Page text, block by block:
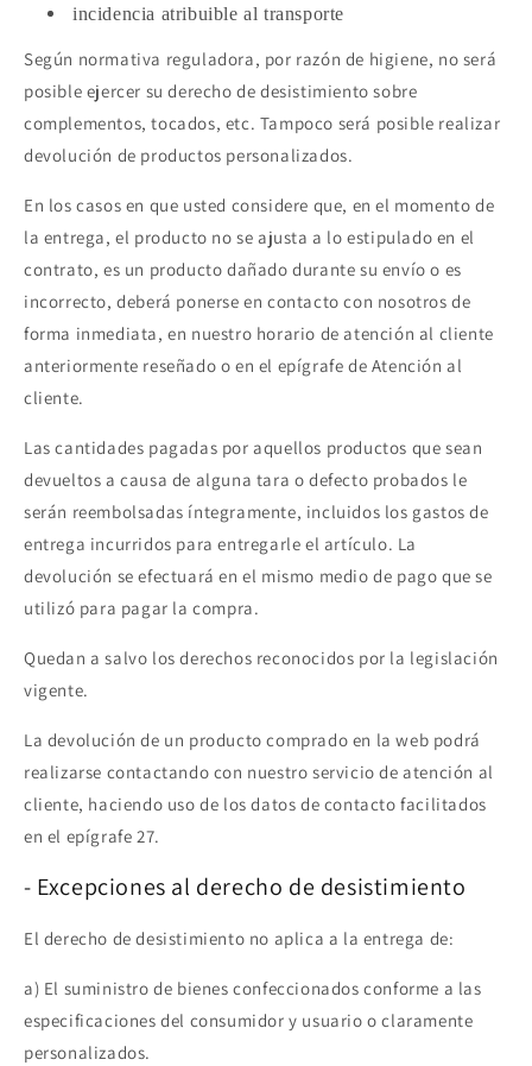
incidencia atribuible al transporte
Según normativa reguladora, por razón de higiene, no será
posible ejercer su derecho de desistimiento sobre
complementos, tocados, etc. Tampoco será posible realizar
devolución de productos personalizados.
En los casos en que usted considere que, en el momento de
la entrega, el producto no se ajusta a lo estipulado en el
contrato, es un producto dañado durante su envío o es
incorrecto, deberá ponerse en contacto con nosotros de
forma inmediata, en nuestro horario de atención al cliente
anteriormente reseñado o en el epígrafe de Atención al
cliente.
Las cantidades pagadas por aquellos productos que sean
devueltos a causa de alguna tara o defecto probados le
serán reembolsadas íntegramente, incluidos los gastos de
entrega incurridos para entregarle el artículo. La
devolución se efectuará en el mismo medio de pago que se
utilizó para pagar la compra.
Quedan a salvo los derechos reconocidos por la legislación
vigente.
La devolución de un producto comprado en la web podrá
realizarse contactando con nuestro servicio de atención al
cliente, haciendo uso de los datos de contacto facilitados
en el epígrafe 27.
- Excepciones al derecho de desistimiento
El derecho de desistimiento no aplica a la entrega de:
a) El suministro de bienes confeccionados conforme a las
especificaciones del consumidor y usuario o claramente
personalizados.